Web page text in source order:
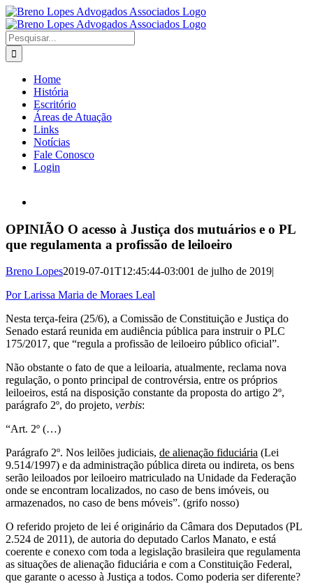
Ir
para
o
conteúdo
Buscar
resultados
para:
Home
História
Escritório
Áreas de Atuação
Links
Notícias
Fale Conosco
Login
Image
OPINIÃO O acesso à Justiça dos mutuários e o PL
que regulamenta a profissão de leiloeiro
Breno Lopes2019-07-01T12:45:44-03:001 de julho de 2019|
Por Larissa Maria de Moraes Leal
Nesta terça-feira (25/6), a Comissão de Constituição e Justiça do
Senado estará reunida em audiência pública para instruir o PLC
175/2017, que “regula a profissão de leiloeiro público oficial”.
Não obstante o fato de que a leiloaria, atualmente, reclama nova
regulação, o ponto principal de controvérsia, entre os próprios
leiloeiros, está na disposição constante da proposta do artigo 2º,
parágrafo 2º, do projeto, verbis:
“Art. 2º (…)
Parágrafo 2º. Nos leilões judiciais, de alienação fiduciária (Lei
9.514/1997) e da administração pública direta ou indireta, os bens
serão leiloados por leiloeiro matriculado na Unidade da Federação
onde se encontram localizados, no caso de bens imóveis, ou
armazenados, no caso de bens móveis”. (grifo nosso)
O referido projeto de lei é originário da Câmara dos Deputados (PL
2.524 de 2011), de autoria do deputado Carlos Manato, e está
coerente e conexo com toda a legislação brasileira que regulamenta
as situações de alienação fiduciária e com a Constituição Federal,
que garante o acesso à Justiça a todos. Como poderia ser diferente?